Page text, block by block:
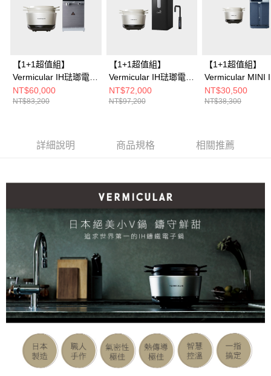
【1+1超值組】
Vermicular IH琺瑯電子
鑄鐵鍋 (海鹽白/松露
黑/飛魚銀)+OASIS
NT$60,000
NT$83,200
【1+1超值組】
Vermicular IH琺瑯電子
鑄鐵鍋 (海鹽白/松露
黑/飛魚銀)+OASIS 櫥
401)
NT$72,000
NT$97,200
【1+1超值組】
Vermicular MINI
瑯電子鑄鐵鍋 (
飛魚銀/松露
301A
NT$30,500
NT$38,300
詳細說明 商品規格 相關推薦